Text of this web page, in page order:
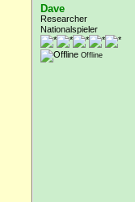
Dave
Researcher
Nationalspieler
Offline